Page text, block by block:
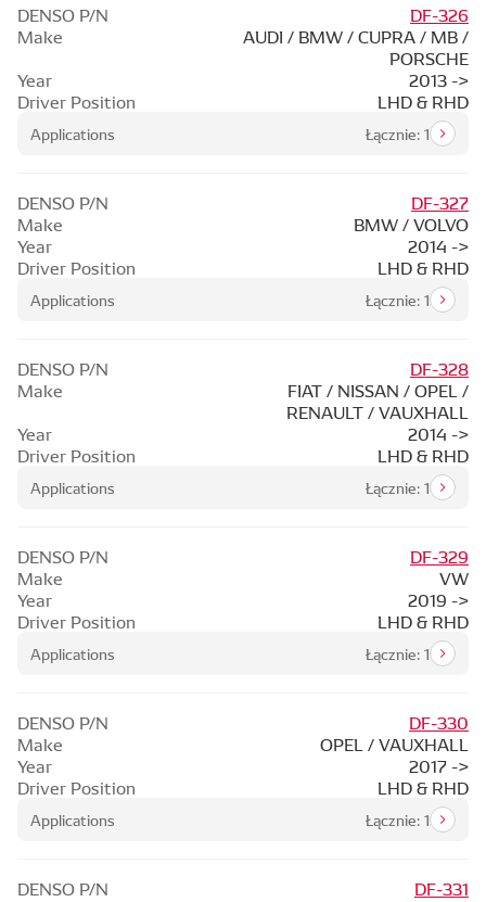
DENSO P/N
DF-326
Make
AUDI / BMW / CUPRA / MB /
PORSCHE
Applications Łącznie: 1
Year
2013 ->
Driver Position
LHD & RHD
DENSO P/N
DF-327
Make
BMW / VOLVO
Applications Łącznie: 1
Year
2014 ->
Driver Position
LHD & RHD
DENSO P/N
DF-328
Make
FIAT / NISSAN / OPEL /
RENAULT / VAUXHALL
Applications Łącznie: 1
Year
2014 ->
Driver Position
LHD & RHD
DENSO P/N
DF-329
Make
VW
Applications Łącznie: 1
Year
2019 ->
Driver Position
LHD & RHD
DENSO P/N
DF-330
Make
OPEL / VAUXHALL
Applications Łącznie: 1
Year
2017 ->
Driver Position
LHD & RHD
DENSO P/N
DF-331